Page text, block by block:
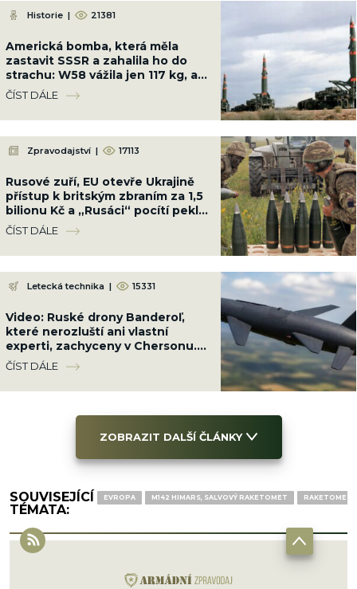
Historie | 21381
Americká bomba, která měla
zastavit SSSR a zahalila ho do
strachu: W58 vážila jen 117 kg, ale
měla sílu 200 kilotun
ČÍST DÁLE
Zpravodajství | 17113
Rusové zuří, EU otevře Ukrajině
přístup k britským zbraním za 1,5
bilionu Kč a „Rusáci“ pocítí peklo
na zemi
ČÍST DÁLE
Letecká technika | 15331
Video: Ruské drony Banderoľ,
které nerozluští ani vlastní
experti, zachyceny v Chersonu.
Ukrajinci se proti ni neumí bránit
ČÍST DÁLE
ZOBRAZIT DALŠÍ ČLÁNKY
SOUVISEJÍCÍ
TÉMATA:
EVROPA M142 HIMARS, SALVOVÝ RAKETOMET RAKETOMET